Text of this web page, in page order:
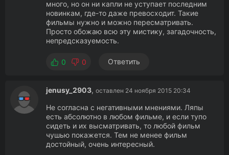
много, но он ни капли не уступает последним
новинкам, где-то даже превосходит. Такие
фильмы нужно и можно пересматривать.
Просто обожаю всю эту мистику, загадочность,
непредсказуемость.
0 0 Ответить
jenusy_2903, оставлен 24 ноября 2015 20:34
Не согласна с негативными мнениями. Ляпы
есть абсолютно в любом фильме, и если тупо
сидеть и их высматривать, то любой фильм
чушью покажется. Тем не менее фильм
достойный, очень интересный.